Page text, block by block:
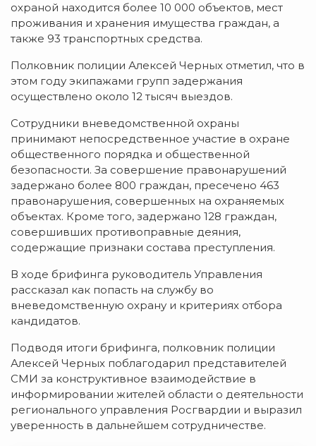
охраной находится более 10 000 объектов, мест
проживания и хранения имущества граждан, а
также 93 транспортных средства.
Полковник полиции Алексей Черных отметил, что в
этом году экипажами групп задержания
осуществлено около 12 тысяч выездов.
Сотрудники вневедомственной охраны
принимают непосредственное участие в охране
общественного порядка и общественной
безопасности. За совершение правонарушений
задержано более 800 граждан, пресечено 463
правонарушения, совершенных на охраняемых
объектах. Кроме того, задержано 128 граждан,
совершивших противоправные деяния,
содержащие признаки состава преступления.
В ходе брифинга руководитель Управления
рассказал как попасть на службу во
вневедомственную охрану и критериях отбора
кандидатов.
Подводя итоги брифинга, полковник полиции
Алексей Черных поблагодарил представителей
СМИ за конструктивное взаимодействие в
информировании жителей области о деятельности
регионального управления Росгвардии и выразил
уверенность в дальнейшем сотрудничестве.